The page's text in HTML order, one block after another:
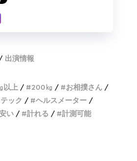
出演情報
以上 200㎏
お相撲さん
ック
ヘルスメーター
い 計れる 計測可能